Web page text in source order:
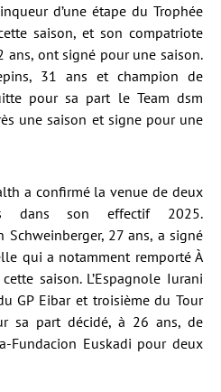
d’une étape du Trophée
saison, et son compatriote
ans, ont signé pour une saison.
31 ans et champion de
pour sa part le Team dsm
une saison et signe pour une
a confirmé la venue de deux
dans son effectif 2025.
Schweinberger, 27 ans, a signé
qui a notamment remporté À
saison. L’Espagnole Iurani
GP Eibar et troisième du Tour
sa part décidé, à 26 ans, de
Fundacion Euskadi pour deux